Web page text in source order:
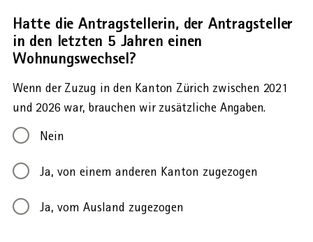
Hatte die Antragstellerin, der Antragsteller
in den letzten 5 Jahren einen
Wohnungswechsel?
Wenn der Zuzug in den Kanton Zürich zwischen 2021
und 2026 war, brauchen wir zusätzliche Angaben.
Nein
Ja, von einem anderen Kanton zugezogen
Ja, vom Ausland zugezogen